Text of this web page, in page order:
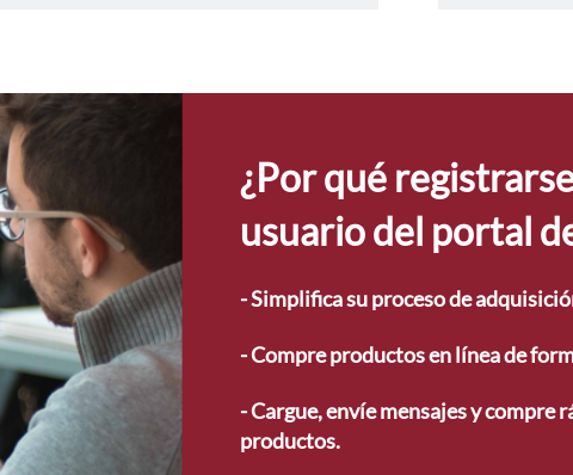
¿Por qué
usuario del portal
- Simplifica su proceso de
- Compre productos en línea de
- Cargue, envíe mensajes y compre
productos.